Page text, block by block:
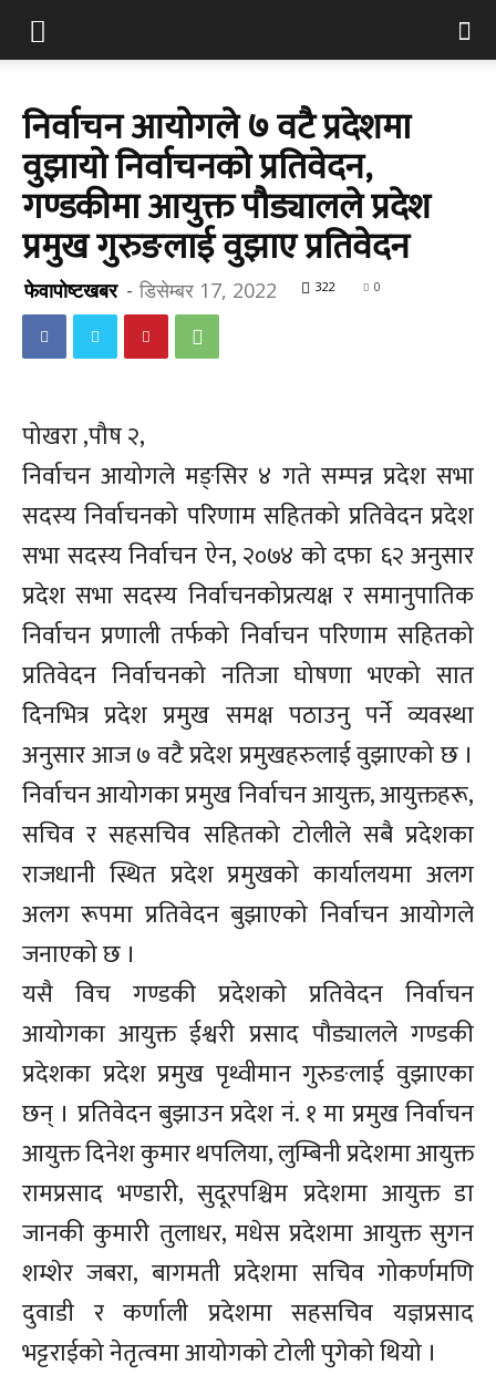
निर्वाचन आयोगले ७ वटै प्रदेशमा
वुझायो निर्वाचनको प्रतिवेदन,
गण्डकीमा आयुक्त पौड्यालले प्रदेश
प्रमुख गुरुङलाई वुझाए प्रतिवेदन
फेवापोष्टखबर - डिसेम्बर 17, 2022 322 0
पोखरा ,पौष २,
निर्वाचन आयोगले मङ्सिर ४ गते सम्पन्न प्रदेश सभा
सदस्य निर्वाचनको परिणाम सहितको प्रतिवेदन प्रदेश
सभा सदस्य निर्वाचन ऐन, २०७४ को दफा ६२ अनुसार
प्रदेश सभा सदस्य निर्वाचनकोप्रत्यक्ष र समानुपातिक
निर्वाचन प्रणाली तर्फको निर्वाचन परिणाम सहितको
प्रतिवेदन निर्वाचनको नतिजा घोषणा भएको सात
दिनभित्र प्रदेश प्रमुख समक्ष पठाउनु पर्ने व्यवस्था
अनुसार आज ७ वटै प्रदेश प्रमुखहरुलाई वुझाएको छ ।
निर्वाचन आयोगका प्रमुख निर्वाचन आयुक्त, आयुक्तहरू,
सचिव र सहसचिव सहितको टोलीले सबै प्रदेशका
राजधानी स्थित प्रदेश प्रमुखको कार्यालयमा अलग
अलग रूपमा प्रतिवेदन बुझाएको निर्वाचन आयोगले
जनाएको छ ।
यसै विच गण्डकी प्रदेशको प्रतिवेदन निर्वाचन
आयोगका आयुक्त ईश्वरी प्रसाद पौड्यालले गण्डकी
प्रदेशका प्रदेश प्रमुख पृथ्वीमान गुरुङलाई वुझाएका
छन् । प्रतिवेदन बुझाउन प्रदेश नं. १ मा प्रमुख निर्वाचन
आयुक्त दिनेश कुमार थपलिया, लुम्बिनी प्रदेशमा आयुक्त
रामप्रसाद भण्डारी, सुदूरपश्चिम प्रदेशमा आयुक्त डा
जानकी कुमारी तुलाधर, मधेस प्रदेशमा आयुक्त सुगन
शम्शेर जबरा, बागमती प्रदेशमा सचिव गोकर्णमणि
दुवाडी र कर्णाली प्रदेशमा सहसचिव यज्ञप्रसाद
भट्टराईको नेतृत्वमा आयोगको टोली पुगेको थियो ।